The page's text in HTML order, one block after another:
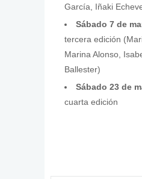
García, Iñaki
Sábado 7 de
tercera edición
Marina Alonso,
Ballester)
Sábado 23 de
cuarta edición